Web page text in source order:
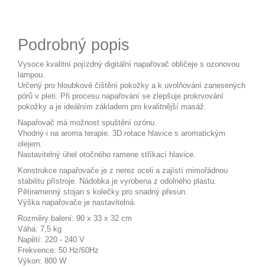
Podrobný popis
Vysoce kvalitní pojízdný digitální napařovač obličeje s ozonovou
lampou.
Určený pro hloubkové čištění pokožky a k uvolňování zanesených
pórů v pleti. Při procesu napařování se zlepšuje prokrvování
pokožky a je ideálním základem pro kvalitnější masáž.
Napařovač má možnost spuštění ozónu.
Vhodný i na aroma terapie. 3D rotace hlavice s aromatickým
olejem.
Nastavitelný úhel otočného ramene stříkací hlavice.
Konstrukce napařovače je z nerez oceli a zajístí mimořádnou
stabilitu přístroje. Nádobka je vyrobena z odolného plastu.
Pětiramenný stojan s kolečky pro snadný přesun.
Výška napařovače je nastavitelná.
Rozměry balení: 90 x 33 x 32 cm
Váha: 7,5 kg
Napětí: 220 - 240 V
Frekvence: 50 Hz/60Hz
Výkon: 800 W